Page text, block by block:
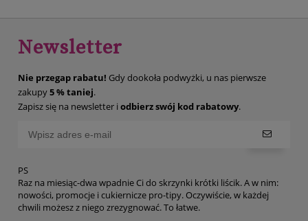
Newsletter
Nie przegap rabatu! Gdy dookoła podwyżki, u nas pierwsze
zakupy5 % taniej.
Zapisz się na newsletter i odbierz swój kod rabatowy.
PS
Raz na miesiąc-dwa wpadnie Ci do skrzynki krótki liścik. A w nim:
nowości, promocje i cukiernicze pro-tipy. Oczywiście, w każdej
chwili możesz z niego zrezygnować. To łatwe.